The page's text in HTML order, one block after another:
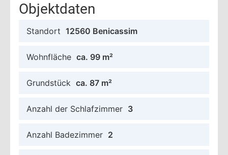
Objektdaten
Standort 12560 Benicassim
Wohnfläche ca. 99 m²
Grundstück ca. 87 m²
Anzahl der Schlafzimmer 3
Anzahl Badezimmer 2